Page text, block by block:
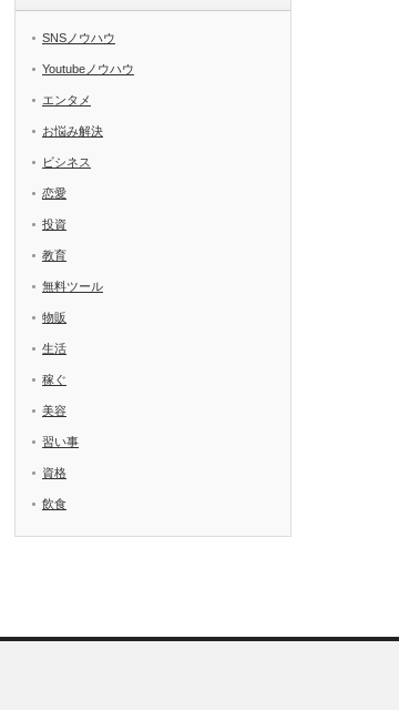
SNSノウハウ
Youtubeノウハウ
エンタメ
お悩み解決
ビシネス
恋愛
投資
教育
無料ツール
物販
生活
稼ぐ
美容
習い事
資格
飲食